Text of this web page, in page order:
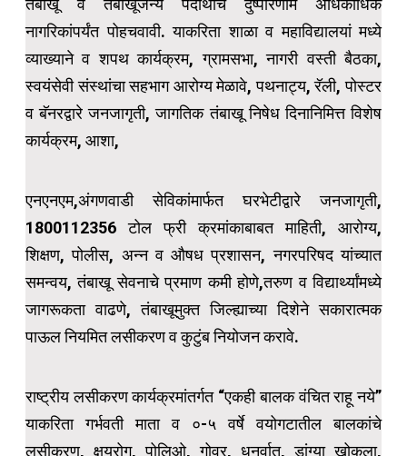
तंबाखू व तंबाखूजन्य पदार्थांचे दुष्परिणाम अधिकाधिक
नागरिकांपर्यंत पोहचवावी. याकरिता शाळा व महाविद्यालयां मध्ये
व्याख्याने व शपथ कार्यक्रम, ग्रामसभा, नागरी वस्ती बैठका,
स्वयंसेवी संस्थांचा सहभाग आरोग्य मेळावे, पथनाट्य, रॅली, पोस्टर
व बॅनरद्वारे जनजागृती, जागतिक तंबाखू निषेध दिनानिमित्त विशेष
कार्यक्रम, आशा,
एनएनएम,अंगणवाडी सेविकांमार्फत घरभेटीद्वारे जनजागृती,
1800112356 टोल फ्री क्रमांकाबाबत माहिती, आरोग्य,
शिक्षण, पोलीस, अन्न व औषध प्रशासन, नगरपरिषद यांच्यात
समन्वय, तंबाखू सेवनाचे प्रमाण कमी होणे,तरुण व विद्यार्थ्यांमध्ये
जागरूकता वाढणे, तंबाखूमुक्त जिल्ह्याच्या दिशेने सकारात्मक
पाऊल नियमित लसीकरण व कुटुंब नियोजन करावे.
राष्ट्रीय लसीकरण कार्यक्रमांतर्गत “एकही बालक वंचित राहू नये”
याकरिता गर्भवती माता व ०-५ वर्षे वयोगटातील बालकांचे
लसीकरण, क्षयरोग, पोलिओ, गोवर, धनुर्वात, डांग्या खोकला,